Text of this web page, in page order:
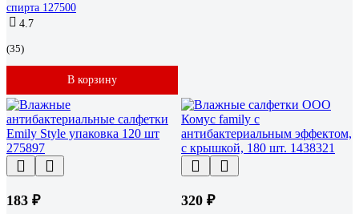
спирта 127500
4.7
(35)
В корзину
183 ₽ 320 ₽